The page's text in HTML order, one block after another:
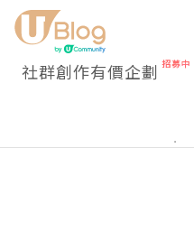
社群創作有價企劃